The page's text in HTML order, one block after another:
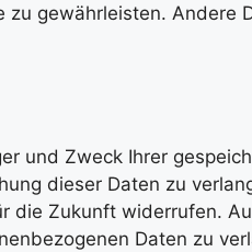
gewährleisten. Andere
und Zweck Ihrer
dieser Daten zu
die Zukunft widerrufen.
Daten zu